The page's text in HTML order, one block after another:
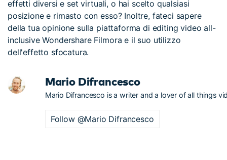
effetti diversi e set virtuali, o hai scelto qualsiasi
posizione e rimasto con esso? Inoltre, fateci sapere
della tua opinione sulla piattaforma di editing video all-
inclusive Wondershare Filmora e il suo utilizzo
dell'effetto sfocatura.
Mario Difrancesco
Mario Difrancesco is a writer and a lover of all things
Follow @Mario Difrancesco